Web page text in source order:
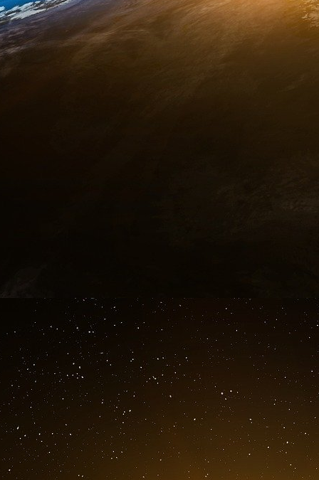
1,61%.
Le Temps